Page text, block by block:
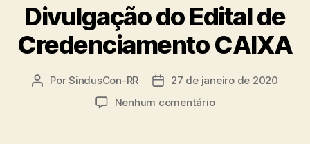
Divulgação do Edital de
Credenciamento CAIXA
Autor
PorSindusCon-RR
Data27 de janeiro de 2020
Nenhum comentárioem